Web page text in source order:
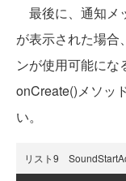
最後に、通知メ
が表示された場合
ンが使用可能に
onCreate()メソッ
い。
リスト9